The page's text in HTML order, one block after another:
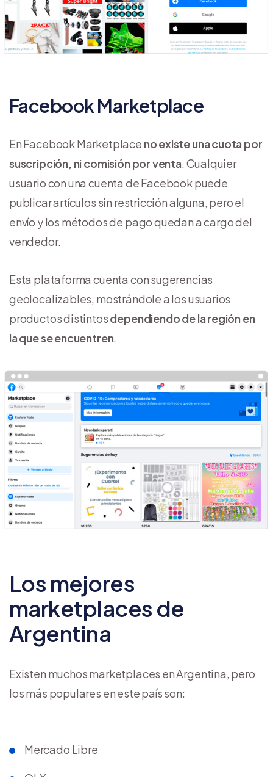
Facebook Marketplace
En Facebook Marketplace no existe una cuota por
suscripción, ni comisión por venta. Cualquier
usuario con una cuenta de Facebook puede
publicar artículos sin restricción alguna, pero el
envío y los métodos de pago quedan a cargo del
vendedor.
Esta plataforma cuenta con sugerencias
geolocalizables, mostrándole a los usuarios
productos distintosdependiendo de la región en
la que se encuentren.
Los mejores
marketplaces de
Argentina
Existen muchos marketplaces en Argentina, pero
los más populares en este país son:
Mercado Libre